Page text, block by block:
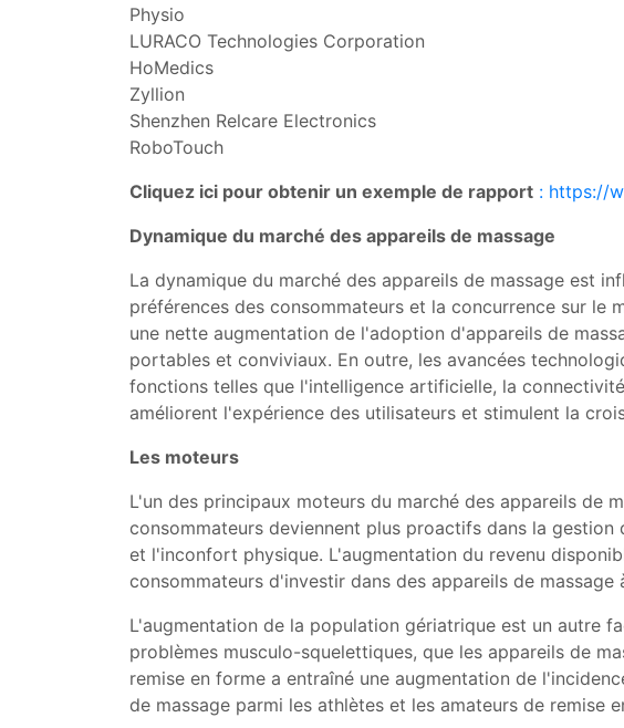
Physio
LURACO Technologies Corporation
HoMedics
Zyllion
Shenzhen Relcare Electronics
RoboTouch
Cliquez ici pour obtenir un exemple de rapport : https://
Dynamique du marché des appareils de massage
La dynamique du marché des appareils de massage est
préférences des consommateurs et la concurrence sur le
une nette augmentation de l'adoption d'appareils de
portables et conviviaux. En outre, les avancées
fonctions telles que l'intelligence artificielle, la
améliorent l'expérience des utilisateurs et stimulent la
Les moteurs
L'un des principaux moteurs du marché des appareils de
consommateurs deviennent plus proactifs dans la
et l'inconfort physique. L'augmentation du revenu
consommateurs d'investir dans des appareils de massage
L'augmentation de la population gériatrique est un autre
problèmes musculo-squelettiques, que les appareils de
remise en forme a entraîné une augmentation de
de massage parmi les athlètes et les amateurs de remise